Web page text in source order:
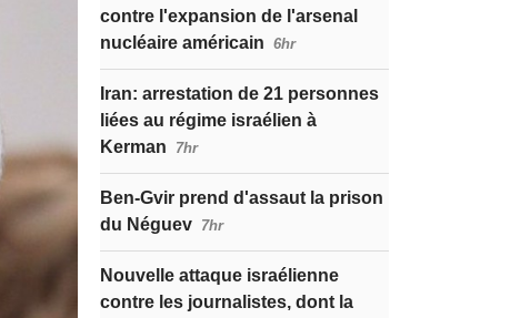
contre l'expansion de l'arsenal
nucléaire américain 6hr
Iran: arrestation de 21 personnes
liées au régime israélien à
Kerman
7hr
Ben-Gvir prend d'assaut la prison
du Néguev 7hr
Nouvelle attaque israélienne
contre les journalistes, dont la